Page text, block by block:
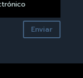
Enviar